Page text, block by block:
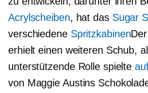
Acrylscheiben, hat das Sugar
verschiedene Spritzkabinen
erhielt einen weiteren Schub,
unterstützende Rolle spielte
von Maggie Austins